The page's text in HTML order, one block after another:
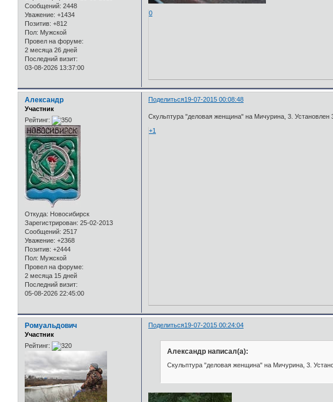
Сообщений: 2448
Уважение: +1434
Позитив: +812
Пол: Мужской
Провел на форуме:
2 месяца 26 дней
Последний визит:
03-08-2026 13:37:00
0
Поделиться19-07-2015 00:08:48
Александр
Участник
Рейтинг:
Откуда: Новосибирск
Зарегистрирован: 25-02-2013
Сообщений: 2517
Уважение: +2368
Позитив: +2444
Пол: Мужской
Провел на форуме:
2 месяца 15 дней
Последний визит:
05-08-2026 22:45:00
Скульптура "деловая женщина" на Мичурина, 3. Установлен
+1
Поделиться19-07-2015 00:24:04
Ромуальдович
Участник
Рейтинг:
Александр написал(а):
Скульптура "деловая женщина" на Мичурина, 3.